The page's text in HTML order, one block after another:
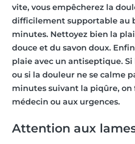
vite, vous empêcherez la
difficilement supportable au
minutes. Nettoyez bien la
douce et du savon doux.
plaie avec un antiseptique. Si
ou si la douleur ne se calme
minutes suivant la piqûre, on
médecin ou aux urgences.
Attention aux